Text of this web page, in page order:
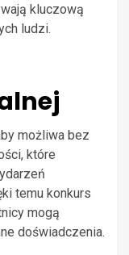
kluczową
ludzi.
możliwa bez
które
temu konkurs
mogą
doświadczenia.